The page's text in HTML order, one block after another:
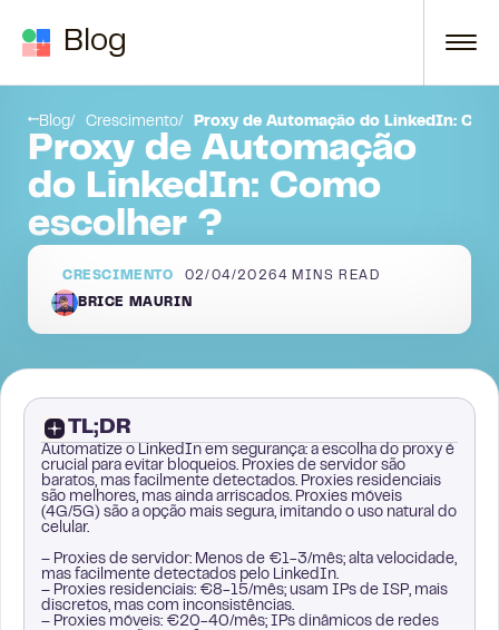
Blog
Blog Crescimento Proxy de Automação do LinkedIn:
Proxy de Automação
do LinkedIn: Como
escolher ?
CRESCIMENTO 02/04/2026 4 MINS READ
BRICE MAURIN
TL;DR
Automatize o LinkedIn em segurança: a escolha do proxy é
crucial para evitar bloqueios. Proxies de servidor são
baratos, mas facilmente detectados. Proxies residenciais
são melhores, mas ainda arriscados. Proxies móveis
(4G/5G) são a opção mais segura, imitando o uso natural do
celular.
– Proxies de servidor: Menos de €1-3/mês; alta velocidade,
mas facilmente detectados pelo LinkedIn.
– Proxies residenciais: €8-15/mês; usam IPs de ISP, mais
discretos, mas com inconsistências.
– Proxies móveis: €20-40/mês; IPs dinâmicos de redes